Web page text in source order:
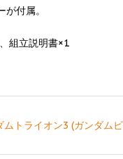
付属。
組立説明書×1
ムトライオン3 (ガンダム